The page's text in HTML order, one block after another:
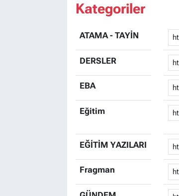
Kategoriler
ATAMA - TAYİN
DERSLER
EBA
Eğitim
EĞİTİM YAZILARI
Fragman